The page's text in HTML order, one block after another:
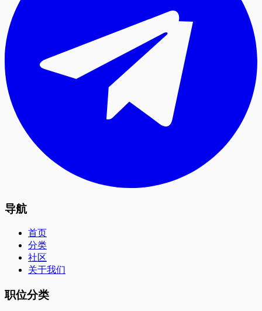
导航
首页
分类
社区
关于我们
职位分类